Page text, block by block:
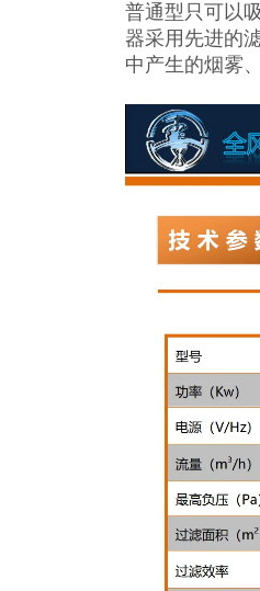
普通型只可以
器采用先进的
中产生的烟雾